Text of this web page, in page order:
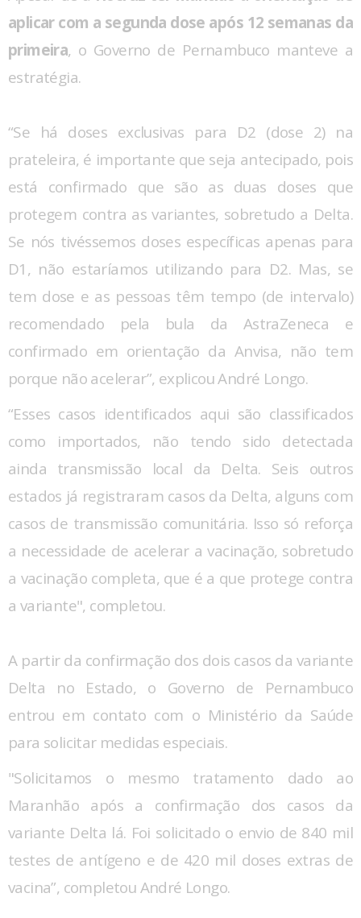
aplicar com a segunda dose após 12 semanas da
primeira, o Governo de Pernambuco manteve a
estratégia.
“Se há doses exclusivas para D2 (dose 2) na
prateleira, é importante que seja antecipado, pois
está confirmado que são as duas doses que
protegem contra as variantes, sobretudo a Delta.
Se nós tivéssemos doses específicas apenas para
D1, não estaríamos utilizando para D2. Mas, se
tem dose e as pessoas têm tempo (de intervalo)
recomendado pela bula da AstraZeneca e
confirmado em orientação da Anvisa, não tem
porque não acelerar”, explicou André Longo.
“Esses casos identificados aqui são classificados
como importados, não tendo sido detectada
ainda transmissão local da Delta. Seis outros
estados já registraram casos da Delta, alguns com
casos de transmissão comunitária. Isso só reforça
a necessidade de acelerar a vacinação, sobretudo
a vacinação completa, que é a que protege contra
a variante", completou.
A partir da confirmação dos dois casos da variante
Delta no Estado, o Governo de Pernambuco
entrou em contato com o Ministério da Saúde
para solicitar medidas especiais.
"Solicitamos o mesmo tratamento dado ao
Maranhão após a confirmação dos casos da
variante Delta lá. Foi solicitado o envio de 840 mil
testes de antígeno e de 420 mil doses extras de
vacina”, completou André Longo.